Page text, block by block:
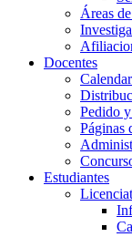
Áreas
Docentes
Pedido
Páginas
Estudiantes